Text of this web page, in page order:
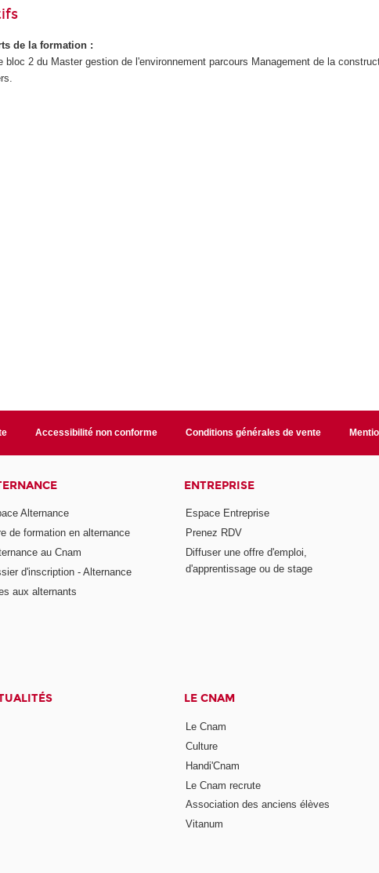
de la formation :
bloc 2 du Master gestion de l'environnement parcours Management de la
Accessibilité non conforme Conditions générales de vente
Alternance
de formation en alternance
au Cnam
d'inscription - Alternance
aux alternants
ENTREPRISE
Espace Entreprise
Prenez RDV
Diffuser une offre d'emploi,
d'apprentissage ou de stage
LE CNAM
Le Cnam
Culture
Handi'Cnam
Le Cnam recrute
Association des anciens élèves
Vitanum